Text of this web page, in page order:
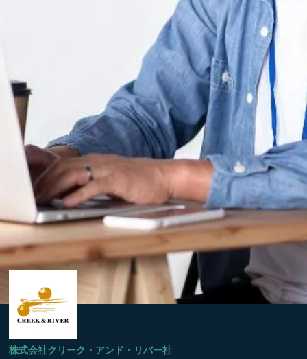
株式会社クリーク・アンド・リバー社